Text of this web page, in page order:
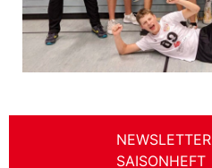
NEWSLETTER
SAISONHEFT